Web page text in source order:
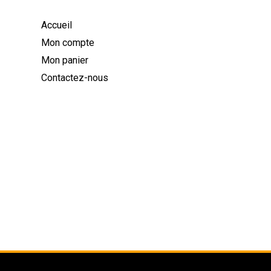
Accueil
Mon compte
Mon panier
Contactez-nous